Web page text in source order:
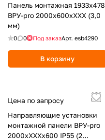
Панель монтажная 1933х478
ВРУ-pro 2000х600хХХХ (3,0
мм)
0 0 Под заказАрт. esb4290
В корзину
Цена по запросу
Направляющие установки
монтажной панели ВРУ-pro
2000хХХХх600 IP55 (2